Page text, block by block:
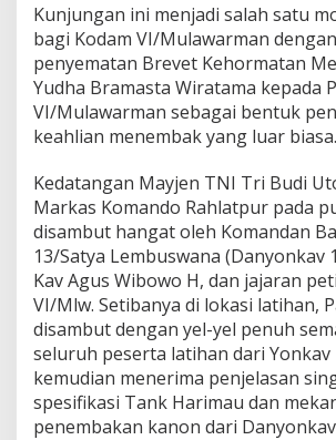
Kunjungan ini menjadi salah satu
bagi Kodam VI/Mulawarman
penyematan Brevet Kehormatan
Yudha Bramasta Wiratama kepada
VI/Mulawarman sebagai bentuk
keahlian menembak yang luar biasa.
Kedatangan Mayjen TNI Tri Budi
Markas Komando Rahlatpur pada
disambut hangat oleh Komandan
13/Satya Lembuswana (Danyonkav
Kav Agus Wibowo H, dan jajaran
VI/Mlw. Setibanya di lokasi latihan,
disambut dengan yel-yel penuh
seluruh peserta latihan dari Yonkav
kemudian menerima penjelasan
spesifikasi Tank Harimau dan
penembakan kanon dari Danyonkav